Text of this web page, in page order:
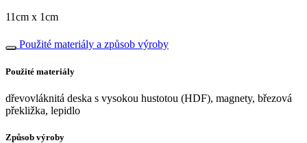
11cm x 1cm
Použité materiály a způsob výroby
Použité materiály
dřevovláknitá deska s vysokou hustotou (HDF), magnety, březová
překližka, lepidlo
Způsob výroby